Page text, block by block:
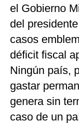
el Gobierno
del
casos
déficit fiscal
Ningún país,
gastar
genera sin
caso de un